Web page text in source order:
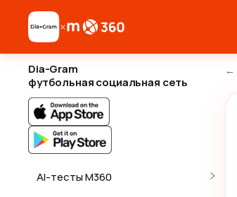
×
Dia-Gram
футбольная социальная сеть
AI-тесты M360
←